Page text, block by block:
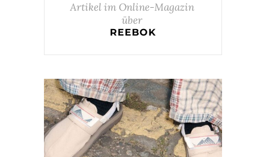
Artikel im Online-Magazin
über
REEBOK